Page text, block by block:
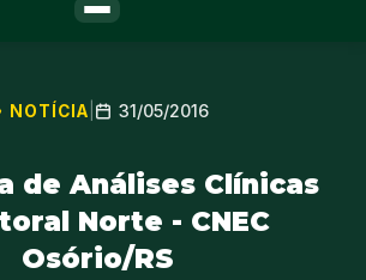
NOTÍCIA 31/05/2016
de Análises Clínicas
Norte - CNEC
Osório/RS